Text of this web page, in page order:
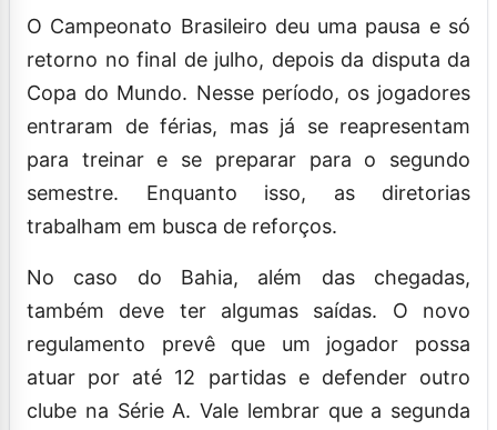
O Campeonato Brasileiro deu uma pausa e só
retorno no final de julho, depois da disputa da
Copa do Mundo. Nesse período, os jogadores
entraram de férias, mas já se reapresentam
para treinar e se preparar para o segundo
semestre. Enquanto isso, as diretorias
trabalham em busca de reforços.
No caso do Bahia, além das chegadas,
também deve ter algumas saídas. O novo
regulamento prevê que um jogador possa
atuar por até 12 partidas e defender outro
clube na Série A. Vale lembrar que a segunda